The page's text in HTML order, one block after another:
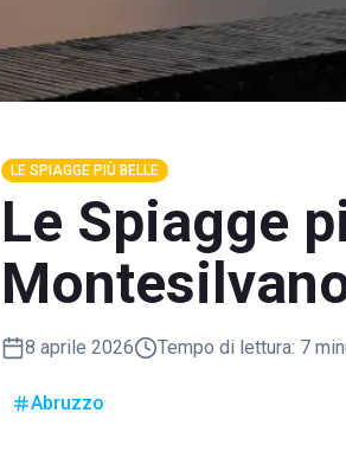
LE SPIAGGE PIÙ BELLE
Le Spiagge
8 aprile 2026 Tempo di lettura: 7
Abruzzo